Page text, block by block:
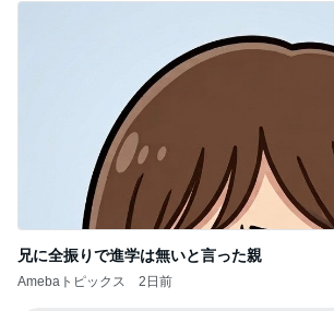
兄に全振りで進学は無いと言った親
Amebaトピックス 2日前